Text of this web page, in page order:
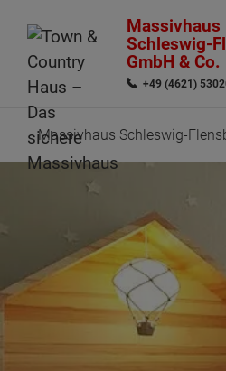
Massivhaus
Schleswig-
GmbH & Co.
+49 (4621)
Massivhaus Schleswig-